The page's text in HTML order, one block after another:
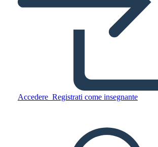
Accedere Registrati come insegnante
Poster PSA